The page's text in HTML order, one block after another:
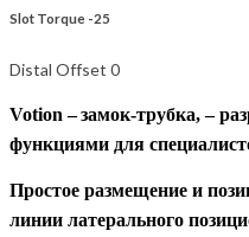
Slot Torque -25
Distal Offset 0
Votion –замок-трубка,–
функциями для
Простое размещение и
линии латерального